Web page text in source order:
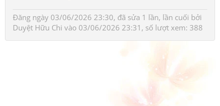
Đăng ngày 03/06/2026 23:30, đã sửa 1 lần, lần cuối bởi
Duyệt Hữu Chi vào 03/06/2026 23:31, số lượt xem: 388